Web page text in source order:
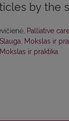
by the
Palliative
Slauga. Mokslas ir
ir praktika